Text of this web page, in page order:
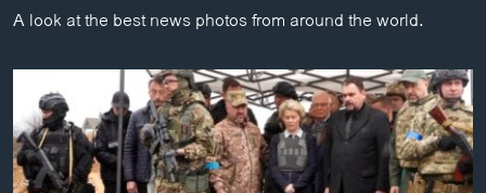
ຄົ້ນໂລກ
ອິດສະຫຼະພາບດ້ານການຂ່າວ
ຊີວິດຊາວລາວ
ຊຸມຊົນຊາວລາວ
A look at the best news photos from around the world.